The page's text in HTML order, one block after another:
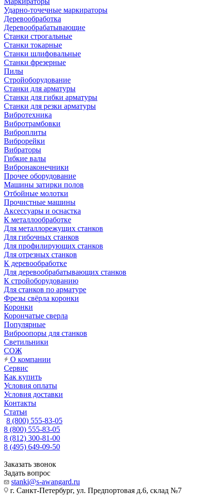
Ударно-точечные маркираторы
Деревообработка
Деревообрабатывающие
Станки строгальные
Станки токарные
Станки шлифовальные
Станки фрезерные
Пилы
Стройоборудование
Станки для арматуры
Станки для гибки арматуры
Станки для резки арматуры
Вибротехника
Вибротрамбовки
Виброплиты
Виброрейки
Вибраторы
Гибкие валы
Вибронаконечники
Прочее оборудование
Машины затирки полов
Отбойные молотки
Прочистные машины
Аксeccyapы и оснастка
К металлообработке
Для металлорежущих станков
Для гибочных станков
Для профилирующих станков
Для отрезных станков
К деревообработке
Для деревообрабатывающих станков
К стройоборудованию
Для станков по арматуре
Фрезы свёрла коронки
Коронки
Корончатые сверла
Популярные
Виброопоры для станков
Светильники
СОЖ
О компании
Сервис
Как купить
Условия оплаты
Условия доставки
Контакты
Статьи
8 (800) 555-83-05
8 (800) 555-83-05
8 (812) 300-81-00
8 (495) 649-09-50
Заказать звонок
Задать вопрос
stanki@s-awangard.ru
г. Санкт-Петербург, ул. Предпортовая д.6, склад №7